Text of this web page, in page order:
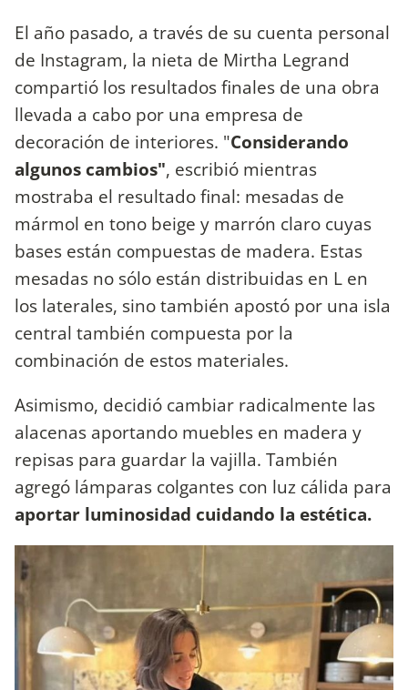
El año pasado, a través de su cuenta personal
de Instagram, la nieta de Mirtha Legrand
compartió los resultados finales de una obra
llevada a cabo por una empresa de
decoración de interiores. "Considerando
algunos cambios", escribió mientras
mostraba el resultado final: mesadas de
mármol en tono beige y marrón claro cuyas
bases están compuestas de madera. Estas
mesadas no sólo están distribuidas en L en
los laterales, sino también apostó por una isla
central también compuesta por la
combinación de estos materiales.
Asimismo, decidió cambiar radicalmente las
alacenas aportando muebles en madera y
repisas para guardar la vajilla. También
agregó lámparas colgantes con luz cálida para
aportar luminosidad cuidando la estética.